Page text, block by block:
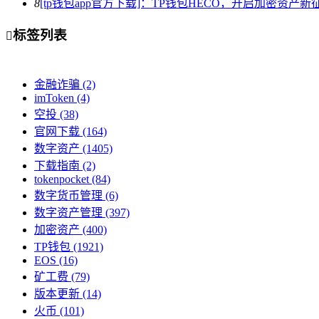
8 [tp钱包app官方下载]：TP钱包HECO，开启加密资产新
标签列表
金融诈骗 (2)
imToken (4)
空投 (38)
官网下载 (164)
数字资产 (1405)
下载指南 (2)
tokenpocket(84)
数字货币管理 (6)
数字资产管理 (397)
加密资产 (400)
TP钱包 (1921)
EOS (16)
矿工费 (79)
版本更新 (14)
火币 (101)